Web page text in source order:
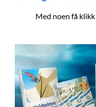
Med noen få